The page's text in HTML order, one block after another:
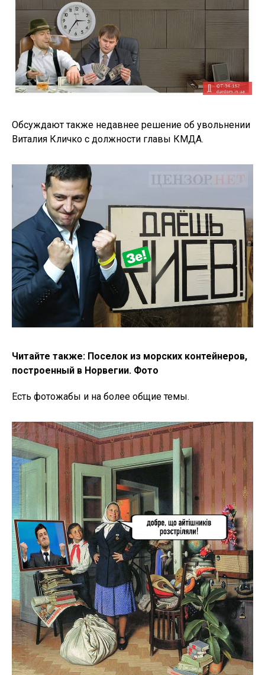
Обсуждают также недавнее решение об увольнении
Виталия Кличко с должности главы КМДА.
Читайте также: Поселок из морских контейнеров,
построенный в Норвегии. Фото
Есть фотожабы и на более общие темы.